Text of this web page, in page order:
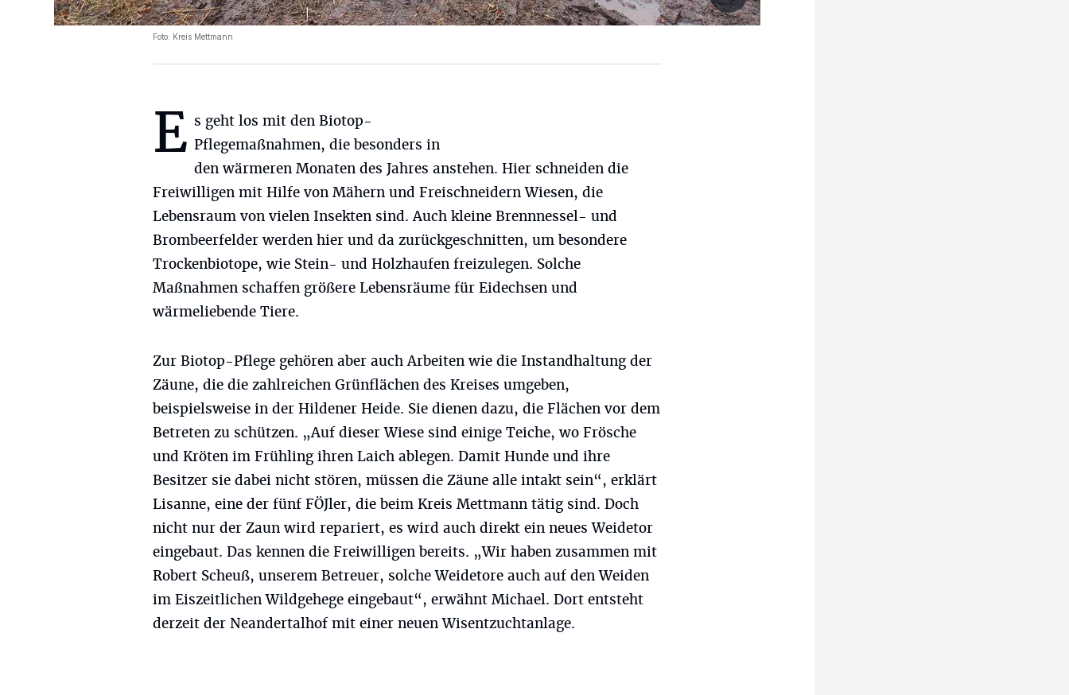
Foto: Kreis Mettmann
E s geht los mit den Biotop-
Pflegemaßnahmen, die besonders in
den wärmeren Monaten des Jahres anstehen. Hier schneiden die
Freiwilligen mit Hilfe von Mähern und Freischneidern Wiesen, die
Lebensraum von vielen Insekten sind. Auch kleine Brennnessel- und
Brombeerfelder werden hier und da zurückgeschnitten, um besondere
Trockenbiotope, wie Stein- und Holzhaufen freizulegen. Solche
Maßnahmen schaffen größere Lebensräume für Eidechsen und
wärmeliebende Tiere.
Zur Biotop-Pflege gehören aber auch Arbeiten wie die Instandhaltung der
Zäune, die die zahlreichen Grünflächen des Kreises umgeben,
beispielsweise in der Hildener Heide. Sie dienen dazu, die Flächen vor dem
Betreten zu schützen. „Auf dieser Wiese sind einige Teiche, wo Frösche
und Kröten im Frühling ihren Laich ablegen. Damit Hunde und ihre
Besitzer sie dabei nicht stören, müssen die Zäune alle intakt sein“, erklärt
Lisanne, eine der fünf FÖJler, die beim Kreis Mettmann tätig sind. Doch
nicht nur der Zaun wird repariert, es wird auch direkt ein neues Weidetor
eingebaut. Das kennen die Freiwilligen bereits. „Wir haben zusammen mit
Robert Scheuß, unserem Betreuer, solche Weidetore auch auf den Weiden
im Eiszeitlichen Wildgehege eingebaut“, erwähnt Michael. Dort entsteht
derzeit der Neandertalhof mit einer neuen Wisentzuchtanlage.